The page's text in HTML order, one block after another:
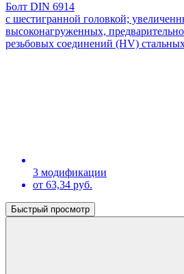
Болт DIN 6914
с шестигранной головкой;
высоконагруженных,
резьбовых соединений (HV)
3 модификации
от 63,34 руб.
Быстрый просмотр